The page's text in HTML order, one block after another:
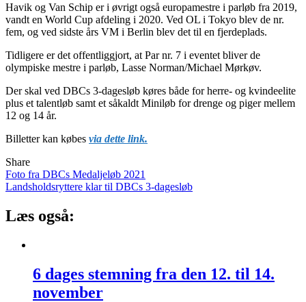
Havik og Van Schip er i øvrigt også europamestre i parløb fra 2019,
vandt en World Cup afdeling i 2020. Ved OL i Tokyo blev de nr.
fem, og ved sidste års VM i Berlin blev det til en fjerdeplads.
Tidligere er det offentliggjort, at Par nr. 7 i eventet bliver de
olympiske mestre i parløb, Lasse Norman/Michael Mørkøv.
Der skal ved DBCs 3-dagesløb køres både for herre- og kvindeelite
plus et talentløb samt et såkaldt Miniløb for drenge og piger mellem
12 og 14 år.
Billetter kan købes via dette link.
Share
Indlægsnavigation
Foto fra DBCs Medaljeløb 2021
Landsholdsryttere klar til DBCs 3-dagesløb
Læs også:
6 dages stemning fra den 12. til 14.
november